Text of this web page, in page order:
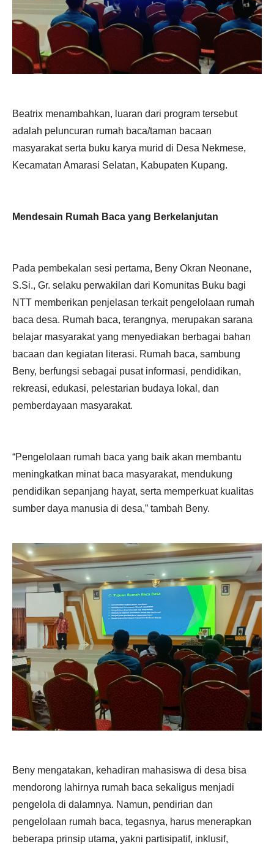
Beatrix menambahkan, luaran dari program tersebut
adalah peluncuran rumah baca/taman bacaan
masyarakat serta buku karya murid di Desa Nekmese,
Kecamatan Amarasi Selatan, Kabupaten Kupang.
Mendesain Rumah Baca yang Berkelanjutan
Pada pembekalan sesi pertama, Beny Okran Neonane,
S.Si., Gr. selaku perwakilan dari Komunitas Buku bagi
NTT memberikan penjelasan terkait pengelolaan rumah
baca desa. Rumah baca, terangnya, merupakan sarana
belajar masyarakat yang menyediakan berbagai bahan
bacaan dan kegiatan literasi. Rumah baca, sambung
Beny, berfungsi sebagai pusat informasi, pendidikan,
rekreasi, edukasi, pelestarian budaya lokal, dan
pemberdayaan masyarakat.
“Pengelolaan rumah baca yang baik akan membantu
meningkatkan minat baca masyarakat, mendukung
pendidikan sepanjang hayat, serta memperkuat kualitas
sumber daya manusia di desa,” tambah Beny.
Beny mengatakan, kehadiran mahasiswa di desa bisa
mendorong lahirnya rumah baca sekaligus menjadi
pengelola di dalamnya. Namun, pendirian dan
pengelolaan rumah baca, tegasnya, harus menerapkan
beberapa prinsip utama, yakni partisipatif, inklusif,